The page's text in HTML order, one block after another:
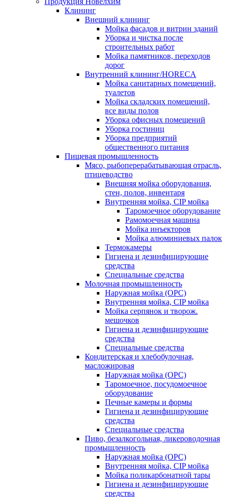
Клининг
Внешний клининг
Мойка фасадов и витрин зданий
Уборка и чистка после
строительных работ
Мойка памятников, переходов
дорог
Внутренний клининг/HORECA
Мойка санитарных помещений,
туалетов
Мойка складских помещений,
все виды полов
Уборка офисных помещений
Уборка гостиниц
Уборка предприятий
общественного питания
Пищевая промышленность
Мясо, рыбоперерабатывающая отрасль,
птицеводство
Внешняя мойка оборудования,
стен, полов, инвентаря
Внутренняя мойка, CIP мойка
Таромоечное оборудование
Рамомоечная машина
Мойка инъекторов
Мойка алюминиевых палок
Термокамеры
Гигиена и дезинфицирующие
средства
Специальные средства
Молочная промышленность
Наружная мойка (ОРС)
Внутренняя мойка, CIP мойка
Мойка серпянок и творож.
мешочков
Гигиена и дезинфицирующие
средства
Специальные средства
Кондитерская и хлебобулочная,
масложировая
Наружная мойка (ОРС)
Таромоечное, посудомоечное
оборудование
Печные камеры и формы
Гигиена и дезинфицирующие
средства
Специальные средства
Пиво, безалкогольная, ликероводочная
промышленность
Наружная мойка (ОРС)
Внутренняя мойка, CIP мойка
Мойка поликарбонатной тары
Гигиена и дезинфицирующие
средства